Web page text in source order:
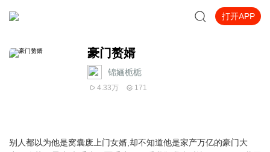
打开APP
豪门赘婿
锦婳栀栀
4.33万 171
别人都以为他是窝囊废上门女婿,却不知道他是家产万亿的豪门大